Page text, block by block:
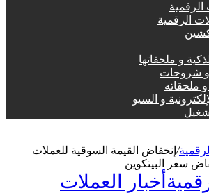
الرقمية
الرقمية
و ملحقاتها
و شروحات
و ملحقاته
و السيو
/ إنخفاض القيمة السوقية للعملات
سعر البيتكوين
أخبار العملات